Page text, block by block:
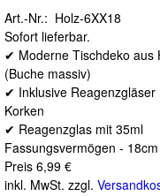
Art.-Nr.: Holz-6XX18
Sofort lieferbar.
✔ Moderne Tischdeko aus
(Buche massiv)
✔ Inklusive Reagenzgläser
Korken
✔ Reagenzglas mit 35ml
Fassungsvermögen -
Preis 6,99 €
inkl. MwSt. zzgl.